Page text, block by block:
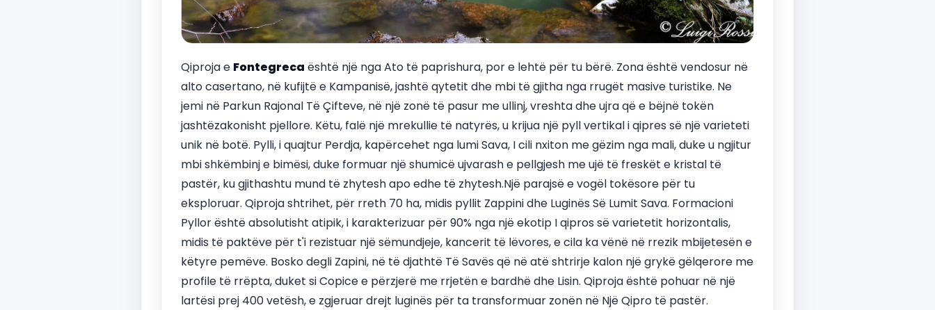
Qiproja e Fontegreca është një nga Ato të paprishura, por e lehtë për tu bërë. Zona është vendosur në
alto casertano, në kufijtë e Kampanisë, jashtë qytetit dhe mbi të gjitha nga rrugët masive turistike. Ne
jemi në Parkun Rajonal Të Çifteve, në një zonë të pasur me ullinj, vreshta dhe ujra që e bëjnë tokën
jashtëzakonisht pjellore. Këtu, falë një mrekullie të natyrës, u krijua një pyll vertikal i qipres së një varieteti
unik në botë. Pylli, i quajtur Perdja, kapërcehet nga lumi Sava, I cili nxiton me gëzim nga mali, duke u ngjitur
mbi shkëmbinj e bimësi, duke formuar një shumicë ujvarash e pellgjesh me ujë të freskët e kristal të
pastër, ku gjithashtu mund të zhytesh apo edhe të zhytesh.Një parajsë e vogël tokësore për tu
eksploruar. Qiproja shtrihet, për rreth 70 ha, midis pyllit Zappini dhe Luginës Së Lumit Sava. Formacioni
Pyllor është absolutisht atipik, i karakterizuar për 90% nga një ekotip I qipros së varietetit horizontalis,
midis të paktëve për t'i rezistuar një sëmundjeje, kancerit të lëvores, e cila ka vënë në rrezik mbijetesën e
këtyre pemëve. Bosko degli Zapini, në të djathtë Të Savës që në atë shtrirje kalon një grykë gëlqerore me
profile të rrëpta, duket si Copice e përzjerë me rrjetën e bardhë dhe Lisin. Qiproja është pohuar në një
lartësi prej 400 vetësh, e zgjeruar drejt luginës për ta transformuar zonën në Një Qipro të pastër.